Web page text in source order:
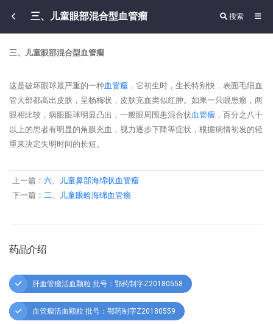
三、儿童眼部混合型血管瘤 搜索
三、儿童眼部混合型血管瘤
这是破坏眼球最严重的一种血管瘤 ，它初生时，生长特别快，表面毛细血
管大部都高出皮肤，呈杨梅状，皮肤充血类似红肿。如果一只眼患瘤，两
眼相比较，病眼眼球明显凸出，一般眼周围患混合状血管瘤 ，百分之八十
以上的患者有明显的角膜充血，视力逐步下降等症状，根据病情初发的轻
重来决定失明时间的长短。
上一篇： 六、儿童鼻部海绵状血管瘤
下一篇： 二、儿童眼睑海绵血管瘤
药品介绍
肝血管瘤活血颗粒 批号：鄂药制字Z20180558
血管瘤活血颗粒 批号：鄂药制字Z20180559